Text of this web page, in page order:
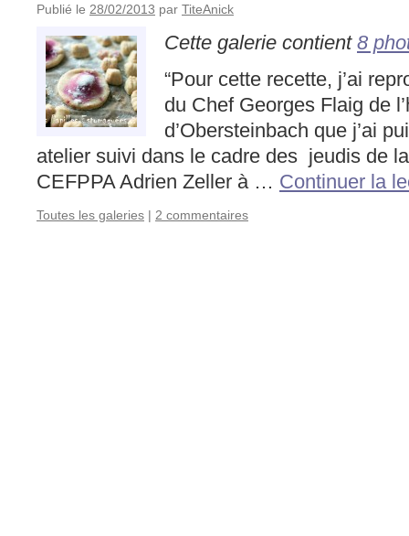
Publié le 28/02/2013 par TiteAnick
Cette galerie contient 8
“Pour cette recette, j’ai
du Chef Georges Flaig de
d’Obersteinbach que j’ai
atelier suivi dans le cadre des jeudis de
CEFPPA Adrien Zeller à … Continuer la
Toutes les galeries | 2 commentaires